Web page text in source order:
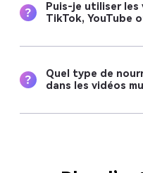
Puis-je utiliser les
TikTok, YouTube
Quel type de
dans les vidéos